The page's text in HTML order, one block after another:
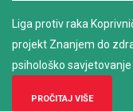
Liga protiv raka
projekt Znanjem do
psihološko savjetovanje
PROČITAJ VIŠE